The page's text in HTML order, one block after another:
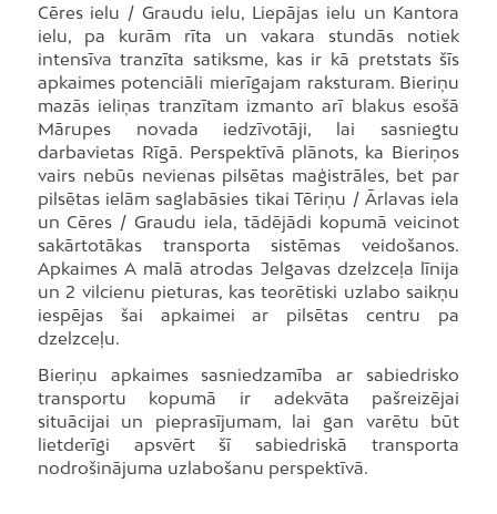
Cēres ielu / Graudu ielu, Liepājas ielu un Kantora
ielu, pa kurām rīta un vakara stundās notiek
intensīva tranzīta satiksme, kas ir kā pretstats šīs
apkaimes potenciāli mierīgajam raksturam. Bieriņu
mazās ieliņas tranzītam izmanto arī blakus esošā
Mārupes novada iedzīvotāji, lai sasniegtu
darbavietas Rīgā. Perspektīvā plānots, ka Bieriņos
vairs nebūs nevienas pilsētas maģistrāles, bet par
pilsētas ielām saglabāsies tikai Tēriņu / Ārlavas iela
un Cēres / Graudu iela, tādējādi kopumā veicinot
sakārtotākas transporta sistēmas veidošanos.
Apkaimes A malā atrodas Jelgavas dzelzceļa līnija
un 2 vilcienu pieturas, kas teorētiski uzlabo saikņu
iespējas šai apkaimei ar pilsētas centru pa
dzelzceļu.
Bieriņu apkaimes sasniedzamība ar sabiedrisko
transportu kopumā ir adekvāta pašreizējai
situācijai un pieprasījumam, lai gan varētu būt
lietderīgi apsvērt šī sabiedriskā transporta
nodrošinājuma uzlabošanu perspektīvā.